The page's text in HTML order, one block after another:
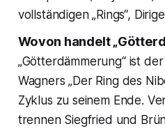
vollständigen „Rings“,
Wovon handelt
„Götterdämmerung“ ist
Wagners „Der Ring des
Zyklus zu seinem Ende.
trennen Siegfried und